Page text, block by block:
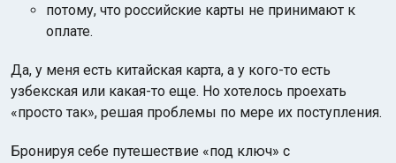
потому, что российские карты не принимают к
оплате.
Да, у меня есть китайская карта, а у кого-то есть
узбекская или какая-то еще. Но хотелось проехать
«просто так», решая проблемы по мере их поступления.
Бронируя себе путешествие «под ключ» с